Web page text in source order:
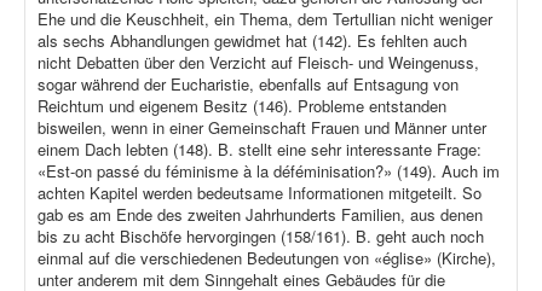
Ehe und die Keuschheit, ein Thema, dem Tertullian nicht weniger
als sechs Abhandlungen gewidmet hat (142). Es fehlten auch
nicht Debatten über den Verzicht auf Fleisch- und Weingenuss,
sogar während der Eucharistie, ebenfalls auf Entsagung von
Reichtum und eigenem Besitz (146). Probleme entstanden
bisweilen, wenn in einer Gemeinschaft Frauen und Männer unter
einem Dach lebten (148). B. stellt eine sehr interessante Frage:
«Est-on passé du féminisme à la déféminisation?» (149). Auch im
achten Kapitel werden bedeutsame Informationen mitgeteilt. So
gab es am Ende des zweiten Jahrhunderts Familien, aus denen
bis zu acht Bischöfe hervorgingen (158/161). B. geht auch noch
einmal auf die verschiedenen Bedeutungen von «église» (Kirche),
unter anderem mit dem Sinngehalt eines Gebäudes für die